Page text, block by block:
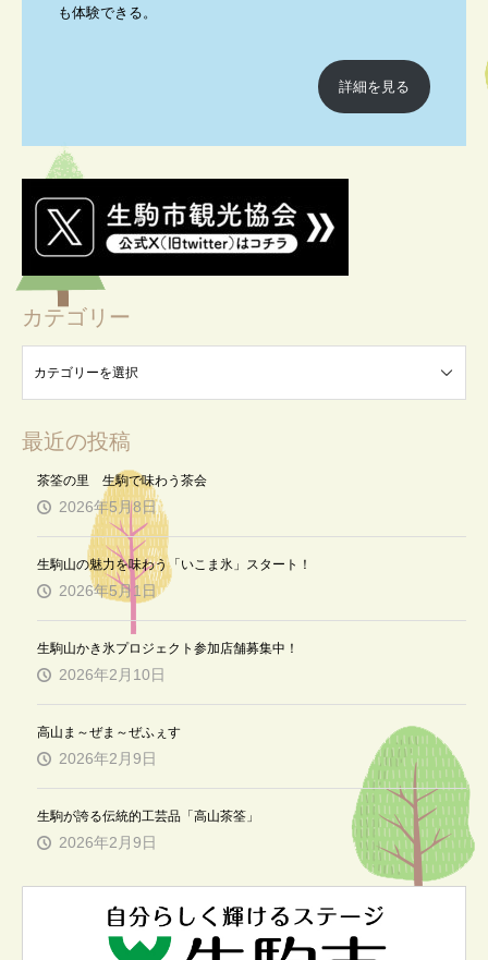
も体験できる。
詳細を見る
カテゴリー
最近の投稿
茶筌の里 生駒で味わう茶会
2026年5月8日
生駒山の魅力を味わう「いこま氷」スタート！
2026年5月1日
生駒山かき氷プロジェクト参加店舗募集中！
2026年2月10日
高山ま～ぜま～ぜふぇす
2026年2月9日
生駒が誇る伝統的工芸品「高山茶筌」
2026年2月9日